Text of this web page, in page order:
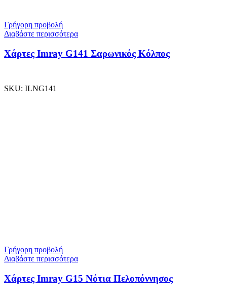
Γρήγορη προβολή
Διαβάστε περισσότερα
Χάρτες Imray G141 Σαρωνικός Κόλπος
SKU: ILNG141
Γρήγορη προβολή
Διαβάστε περισσότερα
Χάρτες Imray G15 Νότια Πελοπόννησος